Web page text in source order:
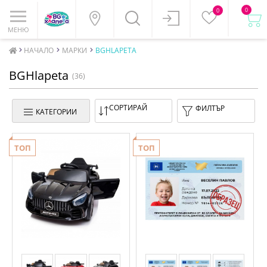
МЕНЮ
0 0
НАЧАЛО МАРКИ BGHLAPETA
BGHlapeta (36)
КАТЕГОРИИ СОРТИРАЙ ФИЛТЪР
ТОП ТОП